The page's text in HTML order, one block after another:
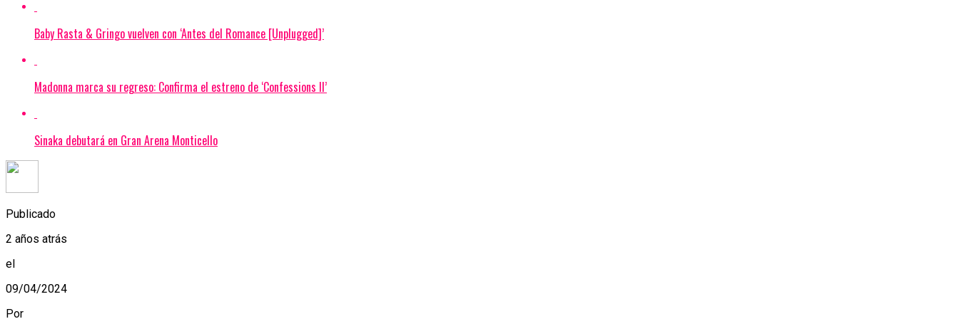
Baby Rasta & Gringo vuelven con ‘Antes del Romance [Unplugged]’
Madonna marca su regreso: Confirma el estreno de ‘Confessions II’
Sinaka debutará en Gran Arena Monticello
Publicado
2 años atrás
el
09/04/2024
Por